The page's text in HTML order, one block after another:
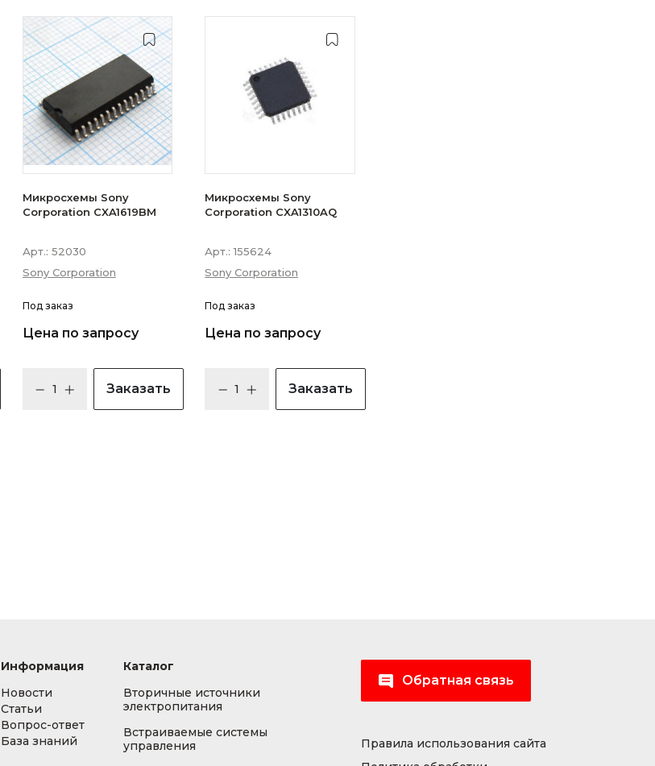
Микросхемы Sony
Corporation CXA1619BM
Арт.: 52030
Sony Corporation
Под заказ
Цена по запросу
Заказать
Микросхемы Sony
Corporation CXA1310AQ
Арт.: 155624
Sony Corporation
Под заказ
Цена по запросу
Заказать
Информация
Новости
Статьи
Вопрос-ответ
База знаний
Каталог
Вторичные источники
электропитания
Встраиваемые системы
управления
Обратная связь
Правила использования сайта